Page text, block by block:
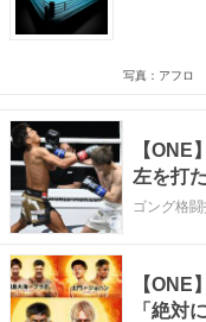
写真：アフロ
【ONE
左を打
ゴング格闘
【ONE
「絶対